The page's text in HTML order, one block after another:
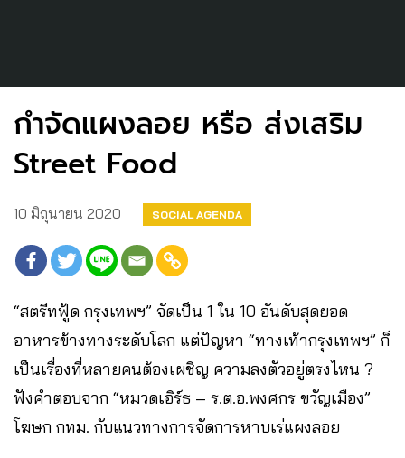
กำจัดแผงลอย หรือ ส่งเสริม
Street Food
10 มิถุนายน 2020 SOCIAL AGENDA
“สตรีทฟู้ด กรุงเทพฯ” จัดเป็น 1 ใน 10 อันดับสุดยอด
อาหารข้างทางระดับโลก แต่ปัญหา “ทางเท้ากรุงเทพฯ” ก็
เป็นเรื่องที่หลายคนต้องเผชิญ ความลงตัวอยู่ตรงไหน ?
ฟังคำตอบจาก “หมวดเอิร์ธ – ร.ต.อ.พงศกร ขวัญเมือง”
โฆษก กทม. กับแนวทางการจัดการหาบเร่แผงลอย